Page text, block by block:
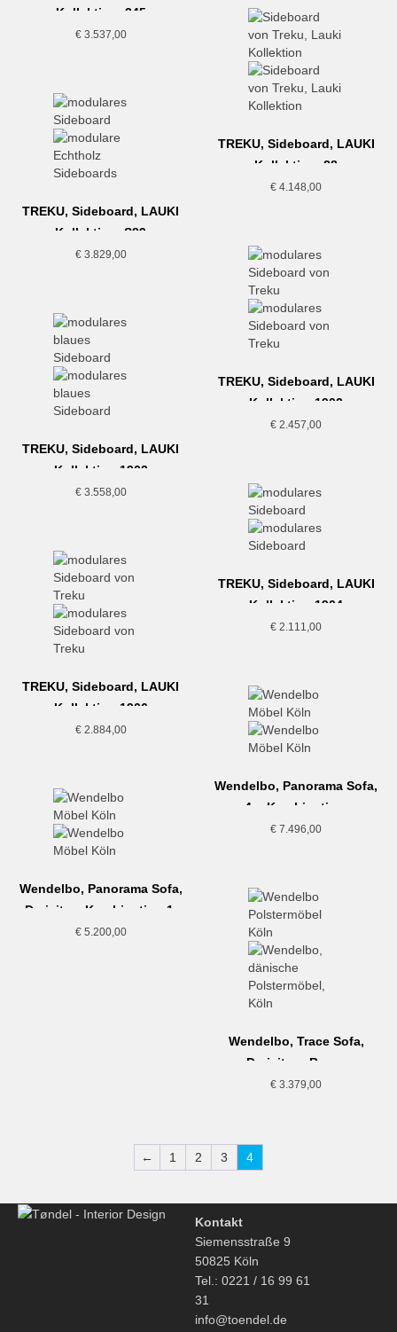
Kollektion, 245
€3.537,00
TREKU, Sideboard, LAUKI
Kollektion, 28
€ 4.148,00
TREKU, Sideboard, LAUKI
Kollektion, S89
€3.829,00
TREKU, Sideboard, LAUKI
Kollektion,1902
€ 2.457,00
TREKU, Sideboard, LAUKI
Kollektion,1903
€3.558,00
TREKU, Sideboard, LAUKI
Kollektion,1904
€ 2.111,00
TREKU, Sideboard, LAUKI
Kollektion,1906
€2.884,00
Wendelbo, Panorama Sofa,
4er Kombination,
Graumeliert
€ 7.496,00
Wendelbo, Panorama Sofa,
Dreisitzer Kombination 1,
Graubraun
€5.200,00
Wendelbo, Trace Sofa,
Dreisitzer, Braun
€ 3.379,00
← 1 2 3 4
Kontakt
Siemensstraße 9
50825 Köln
Tel.: 0221 / 16 99 61
31
info@toendel.de